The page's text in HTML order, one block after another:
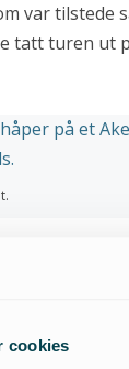
cookies
var tilstede
tatt turen ut
det en